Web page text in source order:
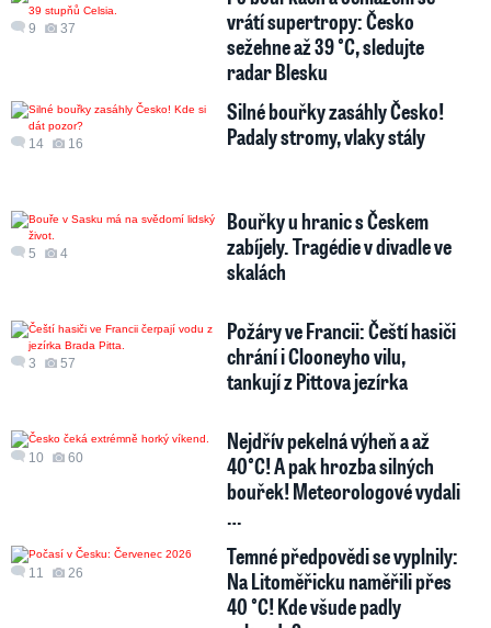
9 37
vrátí supertropy: Česko
sežehne až 39 °C, sledujte
radar Blesku
14 16
Silné bouřky zasáhly Česko!
Padaly stromy, vlaky stály
5 4
Bouřky u hranic s Českem
zabíjely. Tragédie v divadle ve
skalách
3 57
Požáry ve Francii: Čeští hasiči
chrání i Clooneyho vilu,
tankují z Pittova jezírka
10 60
Nejdřív pekelná výheň a až
40°C! A pak hrozba silných
bouřek! Meteorologové vydali
…
11 26
Temné předpovědi se vyplnily:
Na Litoměřicku naměřili přes
40 °C! Kde všude padly